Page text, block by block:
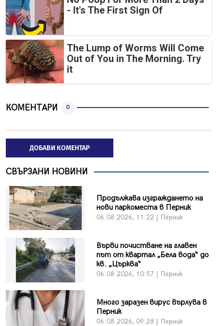
- It's The First Sign Of
The Lump of Worms Will Come
Out of You in The Morning. Try
it
КОМЕНТАРИ 0
ДОБАВИ КОМЕНТАР
СВЪРЗАНИ НОВИНИ
Продължава изграждането на
нови паркоместа в Перник
06.08.2026, 11:22 | Перник
Върви почистване на главен
път от квартал „Бела вода“ до
кв. „Църква“
06.08.2026, 10:57 | Перник
Много заразен вирус върлува в
Перник
06.08.2026, 09:28 | Перник